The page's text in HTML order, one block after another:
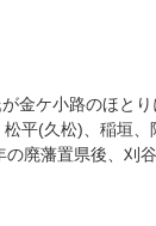
金ケ小路のほと
平(久松)、稲垣
廃藩置県後、刈